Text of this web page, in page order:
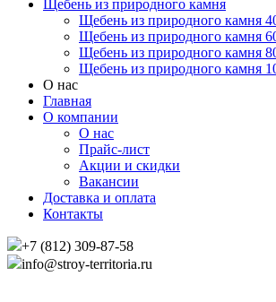
Щебень из природного камня
Щебень из природного камня
Щебень из природного камня
Щебень из природного камня
Щебень из природного камня
О нас
Главная
О компании
О нас
Прайс-лист
Акции и скидки
Вакансии
Доставка и оплата
Контакты
+7 (812) 309-87-58
info@stroy-territoria.ru